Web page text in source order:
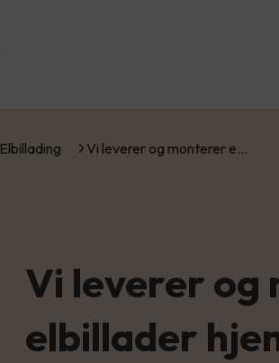
Elbillading Vi leverer og monterer e…
Vi leverer og
elbillader